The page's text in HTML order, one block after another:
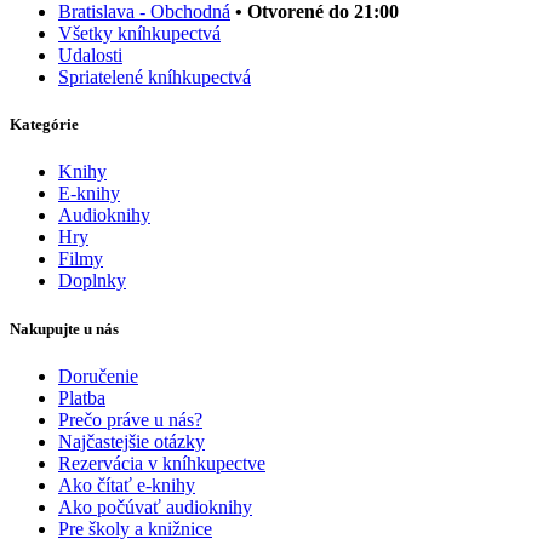
Bratislava - Obchodná • Otvorené do 21:00
Všetky kníhkupectvá
Udalosti
Spriatelené kníhkupectvá
Kategórie
Knihy
E-knihy
Audioknihy
Hry
Filmy
Doplnky
Nakupujte u nás
Doručenie
Platba
Prečo práve u nás?
Najčastejšie otázky
Rezervácia v kníhkupectve
Ako čítať e-knihy
Ako počúvať audioknihy
Pre školy a knižnice